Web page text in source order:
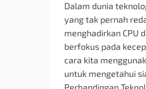
Dalam dunia
yang tak pernah
menghadirkan CPU
berfokus pada
cara kita
untuk mengetahui